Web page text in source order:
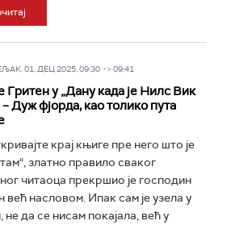
01. ДЕЦ 2025, 09:30 -> 09:41
Гритен у „Дану када је Нилс Вик
Дуж фјорда, као толико пута
крај књиге пре него што је
златно правило сваког
читаоца прекршио је господин
већ насловом. Ипак сам је узела у
не да се нисам покајала, већ у